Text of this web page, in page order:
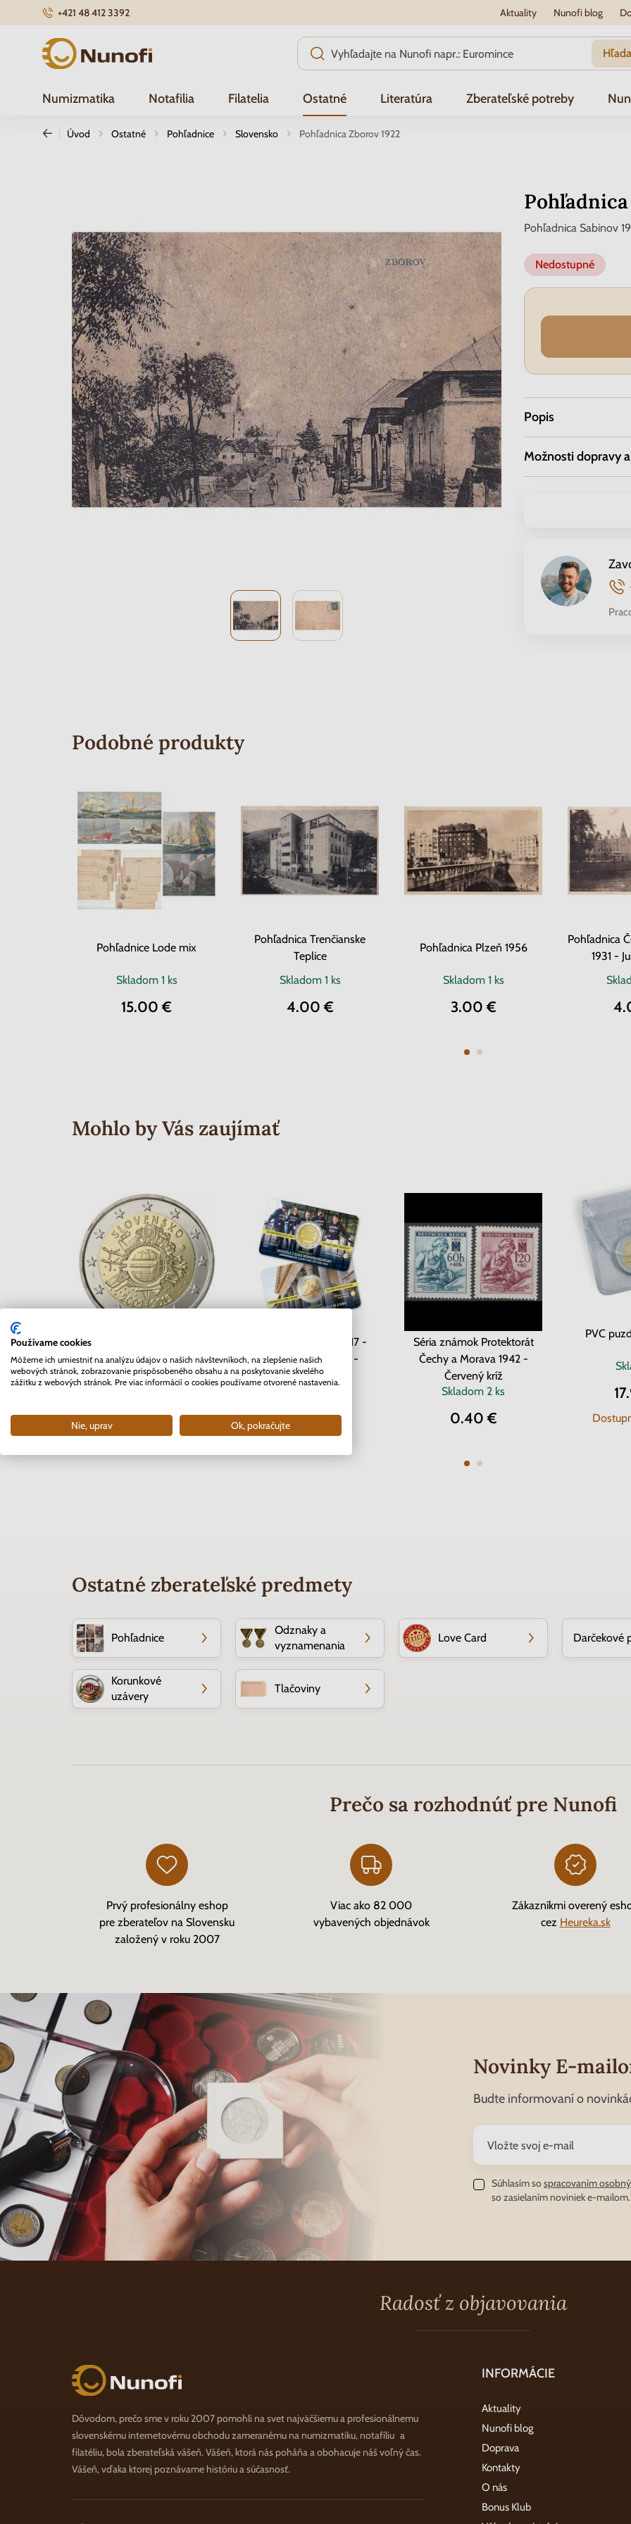
+421 48 412 3392 Aktuality Nunofi blog
Nunofi.sk
Numizmatika Notafilia Filatelia Ostatné Literatúra Zberateľské potreby
Úvod Ostatné Pohľadnice Slovensko Pohľadnica Zborov 1922
Pohľadnica Sabinov
Nedostupné
Popis
Možnosti dopravy
Podobné produkty
Pohľadnice Lode mix
Skladom 1 ks
15.00 €
Pohľadnica Trenčianske
Teplice
Skladom 1 ks
4.00 €
Pohľadnica Plzeň 1956
Skladom 1 ks
3.00 €
Pohľadnica
1931 -
Mohlo by Vás zaujímať
2 EURO Slovensko 2012 -
10. rokov Euro meny
3.70 €
2 EURO Belgicko 2017 -
Univerzita v Gente -
coincard
10.90 €
Séria známok Protektorát
Čechy a Morava 1942 -
Červený kríž
Skladom 2 ks
0.40 €
PVC
Ostatné zberateľské predmety
Pohľadnice
Odznaky a
vyznamenania
Love Card Darčekové
Korunkové
uzávery
Tlačoviny
Prečo sa rozhodnúť pre Nunofi
Prvý profesionálny eshop
pre zberateľov na Slovensku
založený v roku 2007
Viac ako 82 000
vybavených objednávok
Zákazníkmi overený
cez Heureka.sk
Novinky E-
Budte informovaní o
Súhlasím sospracovaním
so zasielaním noviniek e-
Radosť z objavovania
Nunofi.sk
Dôvodom, prečo sme v roku 2007 pomohli na svet najväčšiemu a profesionálnemu
slovenskému internetovému obchodu zameranému na numizmatiku, notafíliu a
filatéliu, bola zberateľská vášeň. Vášeň, ktorá nás poháňa a obohacuje náš voľný čas.
Vášeň, vďaka ktorej poznávame históriu a súčasnosť.
INFORMÁCIE
Aktuality
Nunofi blog
Doprava
Kontakty
O nás
Bonus Klub
Používame cookies
Môžeme ich umiestniť na analýzu údajov o našich návštevníkoch, na zlepšenie našich
webových stránok, zobrazovanie prispôsobeného obsahu a na poskytovanie skvelého
zážitku z webových stránok. Pre viac informácií o cookies používame otvorené nastavenia.
Nie, uprav Ok, pokračujte